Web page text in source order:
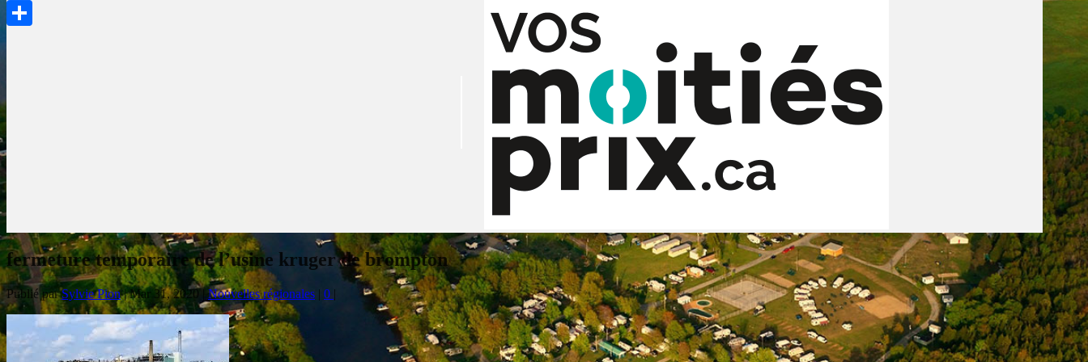
fermeture temporaire de l’usine kruger de brompton
Publié parSylvie Pion|Mar 31, 2020 Nouvelles régionales | 0 |
PrintFriendly